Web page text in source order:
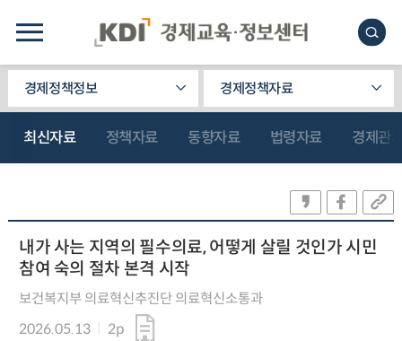
경제정책정보 경제정책자료
최신자료 정책자료 동향자료 법령자료 경제관
내가 사는 지역의 필수의료, 어떻게 살릴 것인가 시민
참여 숙의 절차 본격 시작
보건복지부 의료혁신추진단 의료혁신소통과
2026.05.13
2p